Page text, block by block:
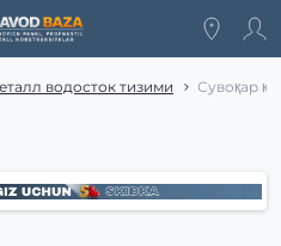
водосток тизими Сувоқар